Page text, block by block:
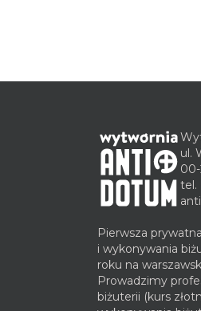
ul.
tel.
Pierwsza
i wykonywania
roku na
Prowadzimy
biżuterii (kurs